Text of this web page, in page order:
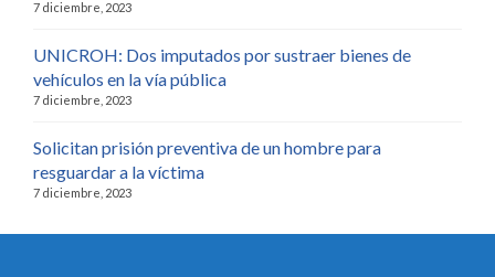
7 diciembre, 2023
UNICROH: Dos imputados por sustraer bienes de
vehículos en la vía pública
7 diciembre, 2023
Solicitan prisión preventiva de un hombre para
resguardar a la víctima
7 diciembre, 2023